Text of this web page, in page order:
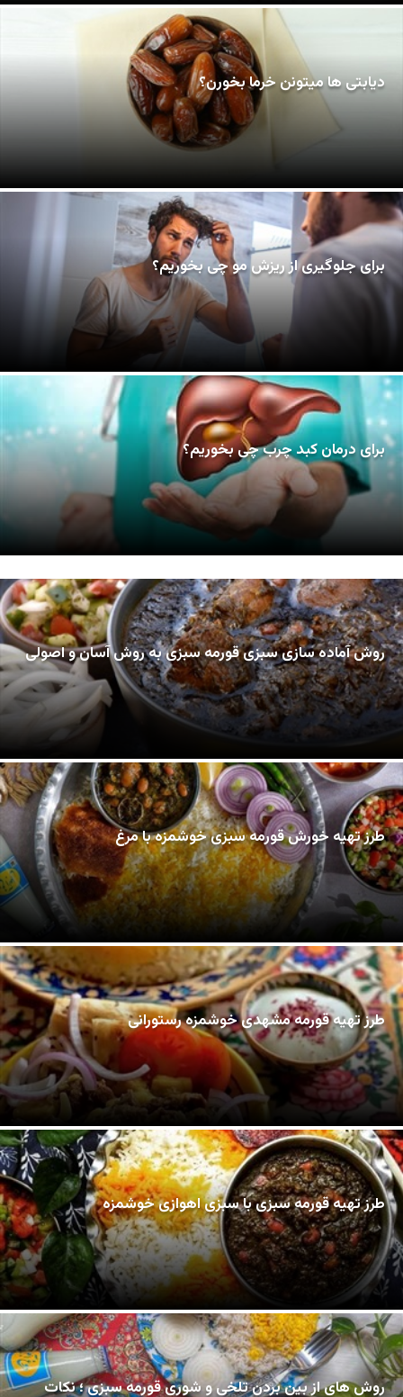
دیابتی ها میتونن خرما بخورن؟
برای جلوگیری از ریزش مو چی بخوریم؟
برای درمان کبد چرب چی بخوریم؟
روش آماده سازی سبزی قورمه سبزی به روش آسان و اصولی
طرز تهیه خورش قورمه سبزی خوشمزه با مرغ
طرز تهیه قورمه مشهدی خوشمزه رستورانی
طرز تهیه قورمه سبزی با سبزی اهوازی خوشمزه
روش های از بین بردن تلخی و شوری قورمه سبزی ؛ نکات